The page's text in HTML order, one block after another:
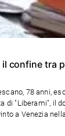
il confine tra
78 anni,
di "Liberami", il
a Venezia
completa (a lui,